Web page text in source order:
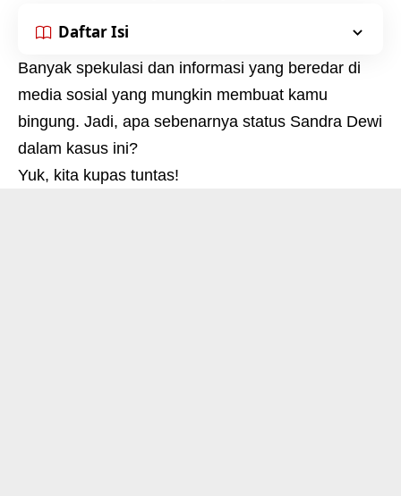
Daftar Isi
Banyak spekulasi dan informasi yang beredar di
media sosial yang mungkin membuat kamu
bingung. Jadi, apa sebenarnya status Sandra Dewi
dalam kasus ini?
Yuk, kita kupas tuntas!